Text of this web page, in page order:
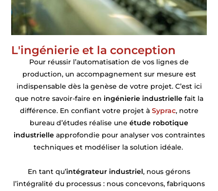
L'ingénierie et la conception
Pour réussir l’automatisation de vos lignes de
production, un accompagnement sur mesure est
indispensable dès la genèse de votre projet. C’est ici
que notre savoir-faire en ingénierie industriellefait la
différence. En confiant votre projet à Syprac, notre
bureau d’études réalise une étude robotique
industrielleapprofondie pour analyser vos contraintes
techniques et modéliser la solution idéale.
En tant qu’intégrateur industriel, nous gérons
l’intégralité du processus : nous concevons, fabriquons